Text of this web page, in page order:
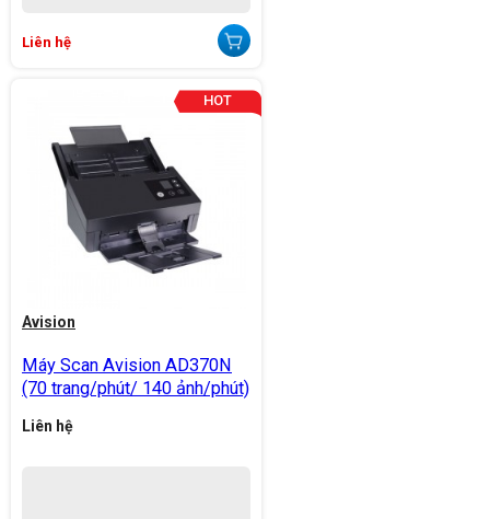
Liên hệ
Avision
Máy Scan Avision AD370N
(70 trang/phút/ 140 ảnh/phút)
Liên hệ